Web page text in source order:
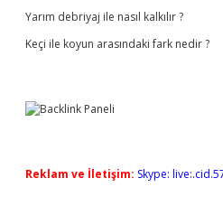
Yarım debriyaj ile nasıl kalkılır ?
Keçi ile koyun arasındaki fark nedir ?
Reklam ve İletişim: Skype: